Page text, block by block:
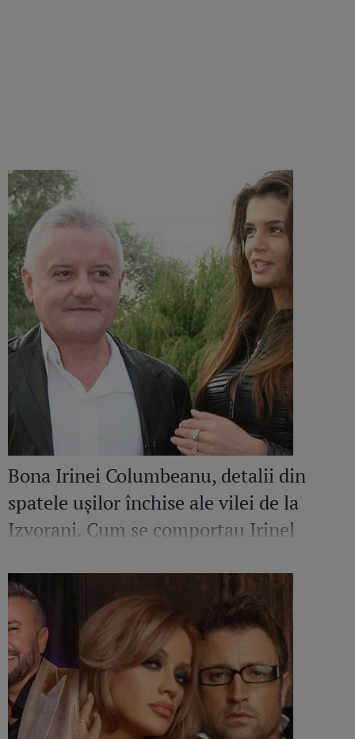
Bona Irinei Columbeanu, detalii din
spatele ușilor închise ale vilei de la
Izvorani. Cum se comportau Irinel
erau în public